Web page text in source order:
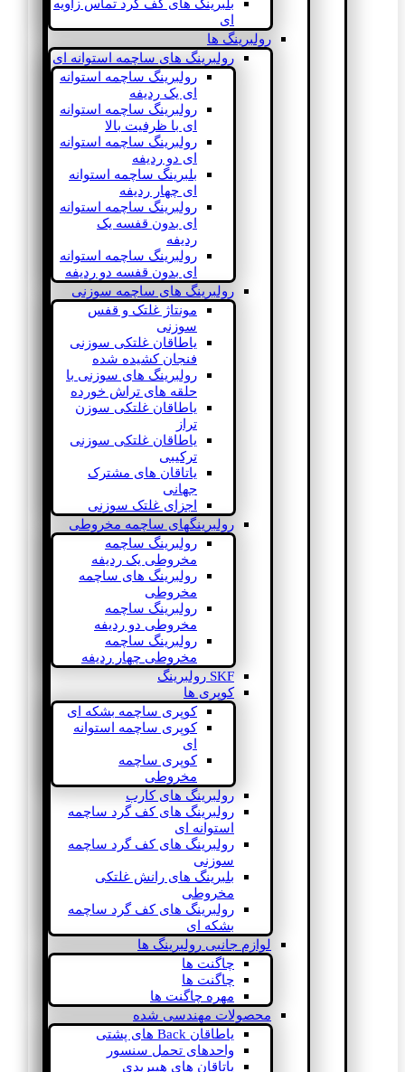
بلبرینگ های کف گرد تماس زاویه
ای
رولبرینگ ها
رولبرینگ های ساچمه استوانه ای
رولبرینگ ساچمه استوانه
ای یک ردیفه
رولبرینگ ساچمه استوانه
ای با ظرفیت بالا
رولبرینگ ساچمه استوانه
ای دو ردیفه
بلبرینگ ساچمه استوانه
ای چهار ردیفه
رولبرینگ ساچمه استوانه
ای بدون قفسه یک
ردیفه
رولبرینگ ساچمه استوانه
ای بدون قفسه دو ردیفه
رولبرینگ های ساچمه سوزنی
مونتاژ غلتک و قفس
سوزنی
یاطاقان غلتکی سوزنی
فنجان کشیده شده
رولبرینگ های سوزنی با
حلقه های تراش خورده
یاطاقان غلتکی سوزن
تراز
یاطاقان غلتکی سوزنی
ترکیبی
یاتاقان های مشترک
جهانی
اجزای غلتک سوزنی
رولبرینگهای ساچمه مخروطی
رولبرینگ ساچمه
مخروطی یک ردیفه
رولبرینگ های ساچمه
مخروطی
رولبرینگ ساچمه
مخروطی دو ردیفه
رولبرینگ ساچمه
مخروطی چهار ردیفه
SKF رولبرینگ
کوپری ها
کوپری ساچمه بشکه ای
کوپری ساچمه استوانه
ای
کوپری ساچمه
مخروطی
رولبرینگ های کارب
رولبرینگ های کف گرد ساچمه
استوانه ای
رولبرینگ های کف گرد ساچمه
سوزنی
بلبرینگ های رانش غلتکی
مخروطی
رولبرینگ های کف گرد ساچمه
بشکه ای
لوازم جانبی رولبرینگ ها
چاگنت ها
چاگنت ها
مهره چاگنت ها
محصولات مهندسی شده
یاطاقان Back های پشتی
واحدهای تحمل سنسور
یاتاقان های هیبریدی